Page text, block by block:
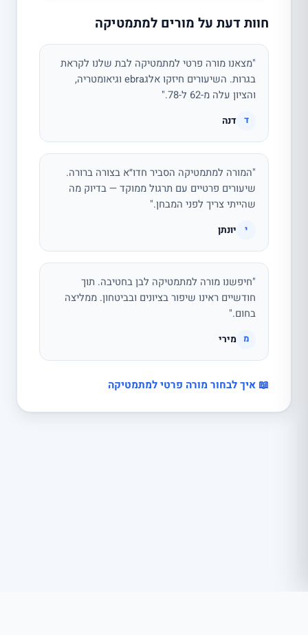
חוות דעת על מורים למתמטיקה
"מצאנו מורה פרטי למתמטיקה לבת שלנו לקראת
בגרות. השיעורים חיזקו אלגebra וגיאומטריה,
והציון עלה מ-62 ל-78."
ד דנה
"המורה למתמטיקה הסביר חדו״א בצורה ברורה.
שיעורים פרטיים עם תרגול ממוקד — בדיוק מה
שהייתי צריך לפני המבחן."
י יונתן
"חיפשנו מורה למתמטיקה לבן בחטיבה. תוך
חודשיים ראינו שיפור בציונים ובביטחון. ממליצה
בחום."
מ מירי
📖 איך לבחור מורה פרטי למתמטיקה